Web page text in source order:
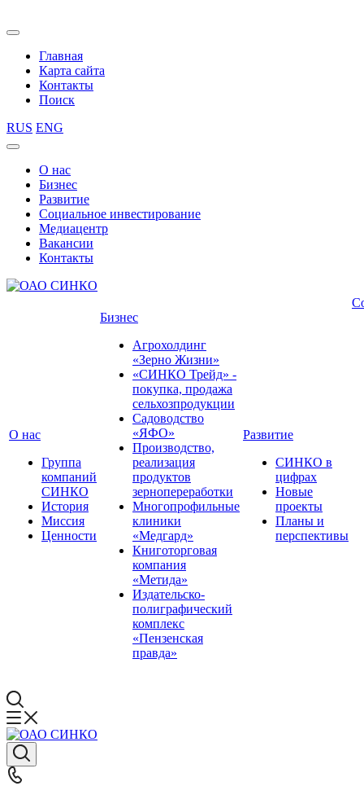
Главная
Карта сайта
Контакты
Поиск
RUS ENG
О нас
Бизнес
Развитие
Социальное инвестирование
Медиацентр
Вакансии
Контакты
О нас
Группа
компаний
СИНКО
История
Миссия
Ценности
Бизнес
Агрохолдинг
«Зерно Жизни»
«СИНКО Трейд» -
покупка, продажа
сельхозпродукции
Садоводство
«ЯФО»
Производство,
реализация
продуктов
зернопереработки
Многопрофильные
клиники
«Медгард»
Книготорговая
компания
«Метида»
Издательско-
полиграфический
комплекс
«Пензенская
правда»
Развитие
СИНКО в
цифрах
Новые
проекты
Планы и
перспективы